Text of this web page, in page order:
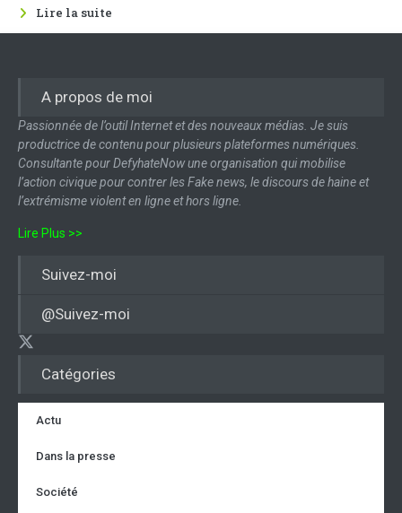
Lire la suite
Catégories
Actu
Dans la presse
Société
A propos de moi
Passionnée de l’outil Internet et des nouveaux médias. Je suis
productrice de contenu pour plusieurs plateformes numériques.
Consultante pour DefyhateNow une organisation qui mobilise
l’action civique pour contrer les Fake news, le discours de haine et
l’extrémisme violent en ligne et hors ligne.
Lire Plus >>
Suivez-moi
@Suivez-moi